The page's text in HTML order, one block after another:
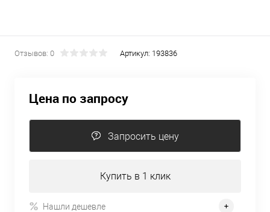
Отзывов: 0 Артикул: 193836
Цена по запросу
Запросить цену
Купить в 1 клик
Нашли дешевле